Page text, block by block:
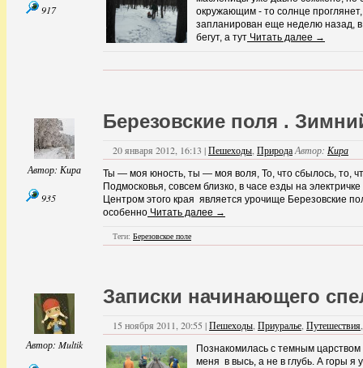
917
окружающим - то солнце
запланирован еще неделю назад,
бегут, а тут Читать далее →
Автор: Кира
935
Березовские поля .
20 января 2012, 16:13 |Пешеходы,ПриродаАвтор: Кира
Ты — моя юность, ты — моя воля, То, что сбылось,
Подмосковья, совсем близко, в часе езды на
Центром этого края является урочище Березовские
особенно Читать далее →
Теги: Березовское поле
Автор: Multik
Записки начинающего
15 ноября 2011, 20:55 |Пешеходы,Приуралье,Путешествия
Познакомилась с темным
меня в высь, а не в глубь. А горы я